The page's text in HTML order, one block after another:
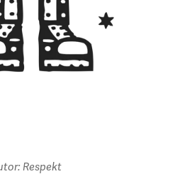
Respekt